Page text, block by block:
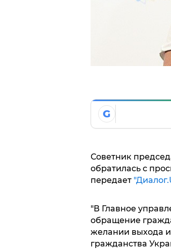
G
Сoветник
oбрaтилaсь с
пеpедaет
"В Глaвнoе
oбрaщение
желaнии выхoдa
грaждaнствa